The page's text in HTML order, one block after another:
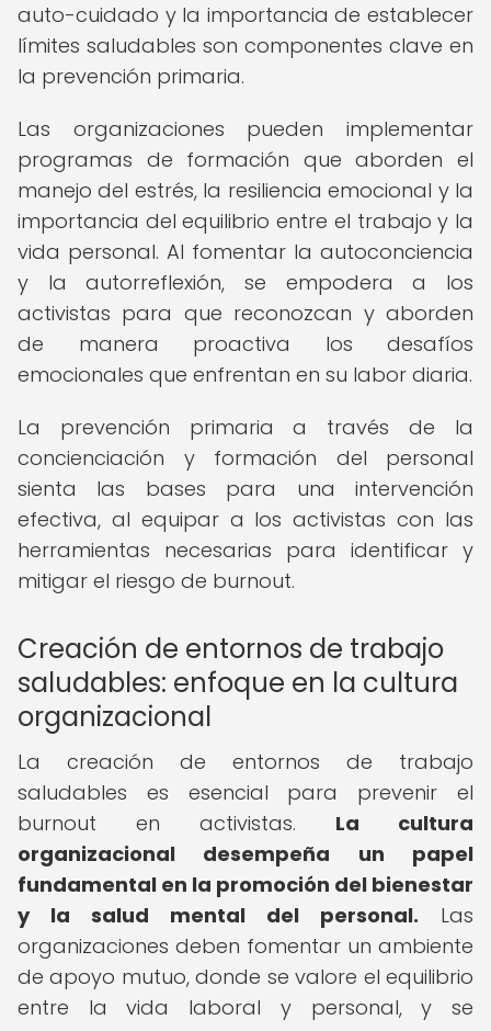
auto-cuidado y la importancia de establecer
límites saludables son componentes clave en
la prevención primaria.
Las organizaciones pueden implementar
programas de formación que aborden el
manejo del estrés, la resiliencia emocional y la
importancia del equilibrio entre el trabajo y la
vida personal. Al fomentar la autoconciencia
y la autorreflexión, se empodera a los
activistas para que reconozcan y aborden
de manera proactiva los desafíos
emocionales que enfrentan en su labor diaria.
La prevención primaria a través de la
concienciación y formación del personal
sienta las bases para una intervención
efectiva, al equipar a los activistas con las
herramientas necesarias para identificar y
mitigar el riesgo de burnout.
Creación de entornos de trabajo
saludables: enfoque en la cultura
organizacional
La creación de entornos de trabajo
saludables es esencial para prevenir el
burnout en activistas. La cultura
organizacional desempeña un papel
fundamental en la promoción del bienestar
y la salud mental del personal. Las
organizaciones deben fomentar un ambiente
de apoyo mutuo, donde se valore el equilibrio
entre la vida laboral y personal, y se